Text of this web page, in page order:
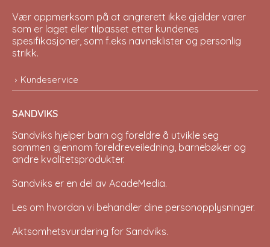
Vær oppmerksom på at angrerett ikke gjelder varer
som er laget eller tilpasset etter kundenes
spesifikasjoner, som f.eks navneklister og personlig
strikk.
Kundeservice
SANDVIKS
Sandviks hjelper barn og foreldre å utvikle seg
sammen gjennom foreldreveiledning, barnebøker og
andre kvalitetsprodukter.
Sandviks er en del av AcadeMedia.
Les om hvordan vi behandler dine personopplysninger.
Aktsomhetsvurdering for Sandviks.